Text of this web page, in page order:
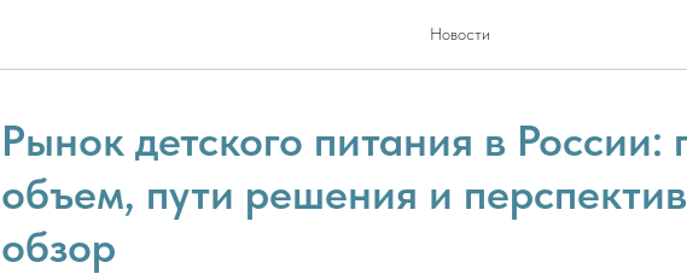
Новости
Рынок детского питания в
объем, пути решения и
обзор